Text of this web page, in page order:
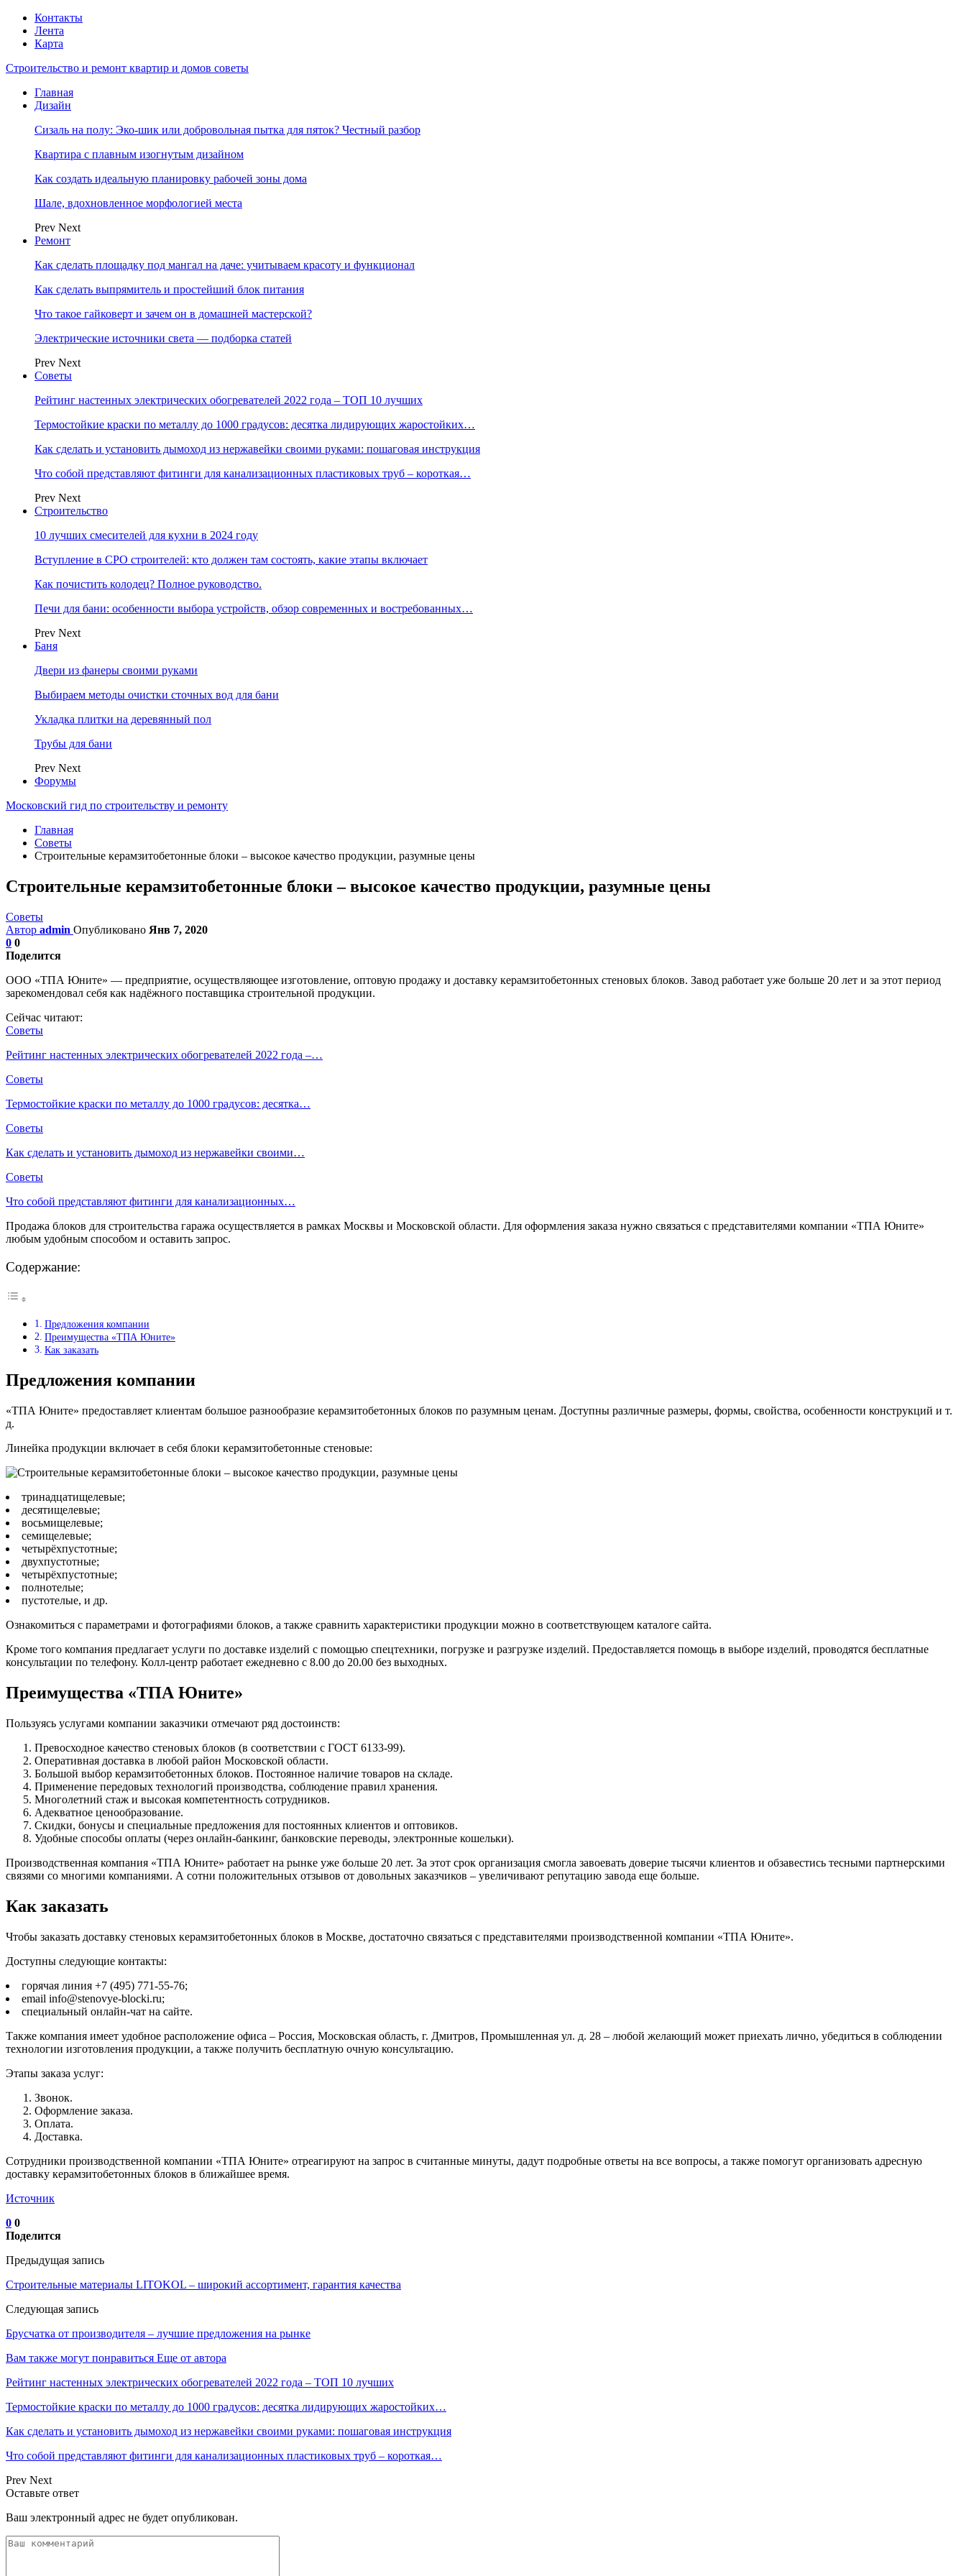
Контакты
Лента
Карта
Строительство и ремонт квартир и домов советы
Главная
Дизайн
Сизаль на полу: Эко-шик или добровольная пытка для пяток? Честный разбор
Квартира с плавным изогнутым дизайном
Как создать идеальную планировку рабочей зоны дома
Шале, вдохновленное морфологией места
Prev Next
Ремонт
Как сделать площадку под мангал на даче: учитываем красоту и функционал
Как сделать выпрямитель и простейший блок питания
Что такое гайковерт и зачем он в домашней мастерской?
Электрические источники света — подборка статей
Prev Next
Советы
Рейтинг настенных электрических обогревателей 2022 года – ТОП 10 лучших
Термостойкие краски по металлу до 1000 градусов: десятка лидирующих жаростойких…
Как сделать и установить дымоход из нержавейки своими руками: пошаговая инструкция
Что собой представляют фитинги для канализационных пластиковых труб – короткая…
Prev Next
Строительство
10 лучших смесителей для кухни в 2024 году
Вступление в СРО строителей: кто должен там состоять, какие этапы включает
Как почистить колодец? Полное руководство.
Печи для бани: особенности выбора устройств, обзор современных и востребованных…
Prev Next
Баня
Двери из фанеры своими руками
Выбираем методы очистки сточных вод для бани
Укладка плитки на деревянный пол
Трубы для бани
Prev Next
Форумы
Московский гид по строительству и ремонту
Главная
Советы
Строительные керамзитобетонные блоки – высокое качество продукции, разумные цены
Строительные керамзитобетонные блоки – высокое качество продукции, разумные цены
Советы
Автор admin Опубликовано Янв 7, 2020
0 0
Поделится
ООО «ТПА Юните» — предприятие, осуществляющее изготовление, оптовую продажу и доставку керамзитобетонных стеновых блоков. Завод работает уже больше 20 лет и за этот период
зарекомендовал себя как надёжного поставщика строительной продукции.
Сейчас читают:
Советы
Рейтинг настенных электрических обогревателей 2022 года –…
Советы
Термостойкие краски по металлу до 1000 градусов: десятка…
Советы
Как сделать и установить дымоход из нержавейки своими…
Советы
Что собой представляют фитинги для канализационных…
Продажа блоков для строительства гаража осуществляется в рамках Москвы и Московской области. Для оформления заказа нужно связаться с представителями компании «ТПА Юните»
любым удобным способом и оставить запрос.
Содержание:
Предложения компании
Преимущества «ТПА Юните»
Как заказать
Предложения компании
«ТПА Юните» предоставляет клиентам большое разнообразие керамзитобетонных блоков по разумным ценам. Доступны различные размеры, формы, свойства, особенности конструкций и т.
д.
Линейка продукции включает в себя блоки керамзитобетонные стеновые:
тринадцатищелевые;
десятищелевые;
восьмищелевые;
семищелевые;
четырёхпустотные;
двухпустотные;
четырёхпустотные;
полнотелые;
пустотелые, и др.
Ознакомиться с параметрами и фотографиями блоков, а также сравнить характеристики продукции можно в соответствующем каталоге сайта.
Кроме того компания предлагает услуги по доставке изделий с помощью спецтехники, погрузке и разгрузке изделий. Предоставляется помощь в выборе изделий, проводятся бесплатные
консультации по телефону. Колл-центр работает ежедневно с 8.00 до 20.00 без выходных.
Преимущества «ТПА Юните»
Пользуясь услугами компании заказчики отмечают ряд достоинств:
Превосходное качество стеновых блоков (в соответствии с ГОСТ 6133-99).
Оперативная доставка в любой район Московской области.
Большой выбор керамзитобетонных блоков. Постоянное наличие товаров на складе.
Применение передовых технологий производства, соблюдение правил хранения.
Многолетний стаж и высокая компетентность сотрудников.
Адекватное ценообразование.
Скидки, бонусы и специальные предложения для постоянных клиентов и оптовиков.
Удобные способы оплаты (через онлайн-банкинг, банковские переводы, электронные кошельки).
Производственная компания «ТПА Юните» работает на рынке уже больше 20 лет. За этот срок организация смогла завоевать доверие тысячи клиентов и обзавестись тесными партнерскими
связями со многими компаниями. А сотни положительных отзывов от довольных заказчиков – увеличивают репутацию завода еще больше.
Как заказать
Чтобы заказать доставку стеновых керамзитобетонных блоков в Москве, достаточно связаться с представителями производственной компании «ТПА Юните».
Доступны следующие контакты:
горячая линия +7 (495) 771-55-76;
email info@stenovye-blocki.ru;
специальный онлайн-чат на сайте.
Также компания имеет удобное расположение офиса – Россия, Московская область, г. Дмитров, Промышленная ул. д. 28 – любой желающий может приехать лично, убедиться в соблюдении
технологии изготовления продукции, а также получить бесплатную очную консультацию.
Этапы заказа услуг:
Звонок.
Оформление заказа.
Оплата.
Доставка.
Сотрудники производственной компании «ТПА Юните» отреагируют на запрос в считанные минуты, дадут подробные ответы на все вопросы, а также помогут организовать адресную
доставку керамзитобетонных блоков в ближайшее время.
Источник
0 0
Поделится
Предыдущая запись
Строительные материалы LITOKOL – широкий ассортимент, гарантия качества
Следующая запись
Брусчатка от производителя – лучшие предложения на рынке
Вам также могут понравиться Еще от автора
Рейтинг настенных электрических обогревателей 2022 года – ТОП 10 лучших
Термостойкие краски по металлу до 1000 градусов: десятка лидирующих жаростойких…
Как сделать и установить дымоход из нержавейки своими руками: пошаговая инструкция
Что собой представляют фитинги для канализационных пластиковых труб – короткая…
Prev Next
Оставьте ответ
Ваш электронный адрес не будет опубликован.